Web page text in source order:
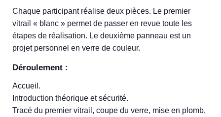
Chaque participant réalise deux pièces. Le premier
vitrail « blanc » permet de passer en revue toute les
étapes de réalisation. Le deuxième panneau est un
projet personnel en verre de couleur.
Déroulement :
Accueil.
Introduction théorique et sécurité.
Tracé du premier vitrail, coupe du verre, mise en plomb,